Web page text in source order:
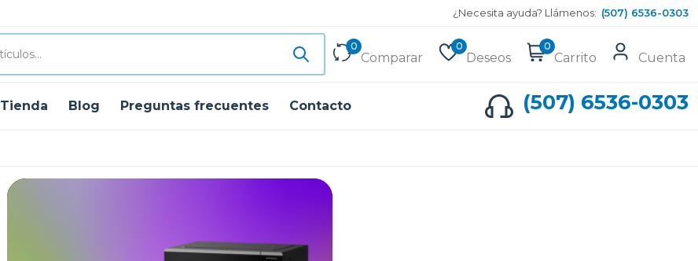
¿Necesita ayuda? Llámenos: (507) 6536-0303
0
Comparar
0
Deseos
0
Carrito Cuenta
Tienda Blog Preguntas frecuentes Contacto (507) 6536-0303